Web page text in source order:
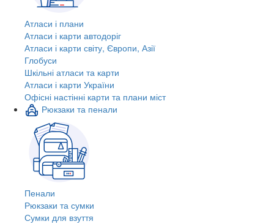
Атласи і плани
Атласи і карти автодоріг
Атласи і карти світу, Європи, Азії
Глобуси
Шкільні атласи та карти
Атласи і карти України
Офісні настінні карти та плани міст
Рюкзаки та пенали
Пенали
Рюкзаки та сумки
Сумки для взуття